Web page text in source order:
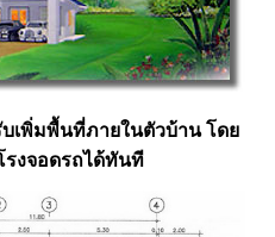
เพิ่มพื้นที่ภายในตัวบ้าน โดย
รงจอดรถได้ทันที